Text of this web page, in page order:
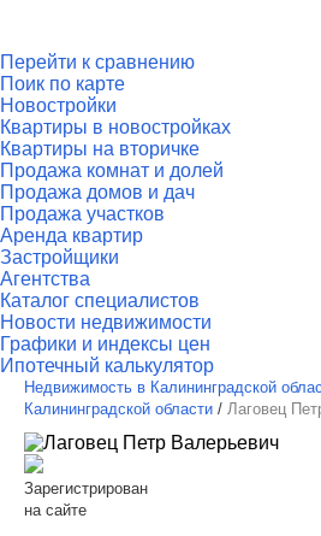
Перейти к сравнению
Поик по карте
Новостройки
Квартиры в новостройках
Квартиры на вторичке
Продажа комнат и долей
Продажа домов и дач
Продажа участков
Аренда квартир
Застройщики
Агентства
Каталог специалистов
Новости недвижимости
Графики и индексы цен
Ипотечный калькулятор
Недвижимость в Калининградской
Калининградской области / Лаговец
Зарегистрирован
на сайте